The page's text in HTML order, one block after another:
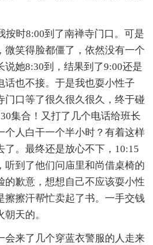
按时8:00到了南禅寺门口。可是
微笑得脸都僵了，依然没有一个
说她8:30到，结果到了9:00还是
话也不接。于是我也耍小性子
口等了很久很久很久，终于碰
集合！又打了几个电话给班长
个人白干一个半小时？有着这样
了。最终还是放心不下，10:15
听到了他们问庙里和尚借桌椅的
的歉意，想想自己不应该耍小性
擦擦汗帮忙卖起了书。一手交钱
天的。
会来了几个穿蓝衣警服的人走来